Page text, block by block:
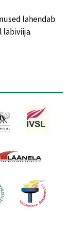
lahendab
läbiviija.